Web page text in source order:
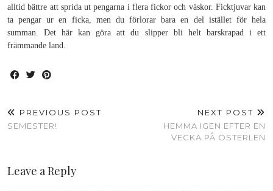
alltid bättre att sprida ut pengarna i flera fickor och väskor. Ficktjuvar kan
ta pengar ur en ficka, men du förlorar bara en del istället för hela
summan. Det här kan göra att du slipper bli helt barskrapad i ett
främmande land.
PREVIOUS POST
SEMESTER!
NEXT POST
HEMMA IGEN EFTER EN
VECKA PÅ ÖSTERLEN
Leave a Reply